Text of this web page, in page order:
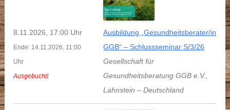
8.11.2026, 17:00 Uhr
Ende: 14.11.2026, 11:00
Uhr
Ausgebucht!
Ausbildung „Gesundheitsberater/in
GGB“ – Schlussseminar S/3/26
Gesellschaft für
Gesundheitsberatung GGB e.V.,
Lahnstein –Deutschland